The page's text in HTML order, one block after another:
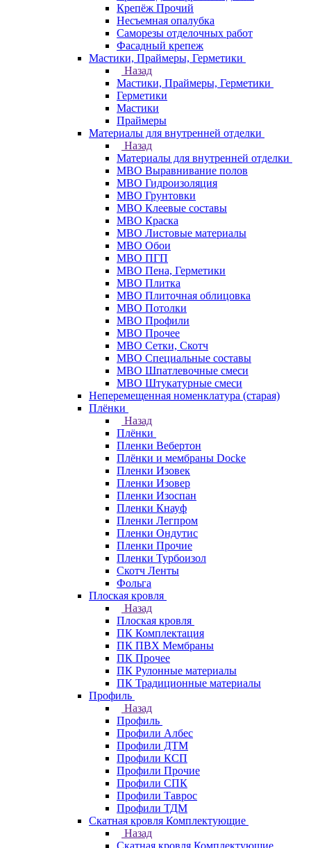
Крепёж Прочий
Несъемная опалубка
Саморезы отделочных работ
Фасадный крепеж
Мастики, Праймеры, Герметики
Назад
Мастики, Праймеры, Герметики
Герметики
Мастики
Праймеры
Материалы для внутренней отделки
Назад
Материалы для внутренней отделки
МВО Выравнивание полов
МВО Гидроизоляция
МВО Грунтовки
МВО Клеевые составы
МВО Краска
МВО Листовые материалы
МВО Обои
МВО ПГП
МВО Пена, Герметики
МВО Плитка
МВО Плиточная облицовка
МВО Потолки
МВО Профили
МВО Прочее
МВО Сетки, Скотч
МВО Специальные составы
МВО Шпатлевочные смеси
МВО Штукатурные смеси
Неперемещенная номенклатура (старая)
Плёнки
Назад
Плёнки
Пленки Вебертон
Плёнки и мембраны Docke
Пленки Изовек
Пленки Изовер
Пленки Изоспан
Пленки Кнауф
Пленки Легпром
Пленки Ондутис
Пленки Прочие
Пленки Турбоизол
Скотч Ленты
Фольга
Плоская кровля
Назад
Плоская кровля
ПК Комплектация
ПК ПВХ Мембраны
ПК Прочее
ПК Рулонные материалы
ПК Традиционные материалы
Профиль
Назад
Профиль
Профили Албес
Профили ДТМ
Профили КСП
Профили Прочие
Профили СПК
Профили Таврос
Профили ТДМ
Скатная кровля Комплектующие
Назад
Скатная кровля Комплектующие